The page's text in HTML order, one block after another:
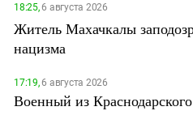
18:25,6 августа 2026
Житель Махачкалы
нацизма
17:19,6 августа 2026
Военный из